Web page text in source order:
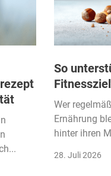
So
Wer
Ernährung
hinter ihren
28. Juli 2026